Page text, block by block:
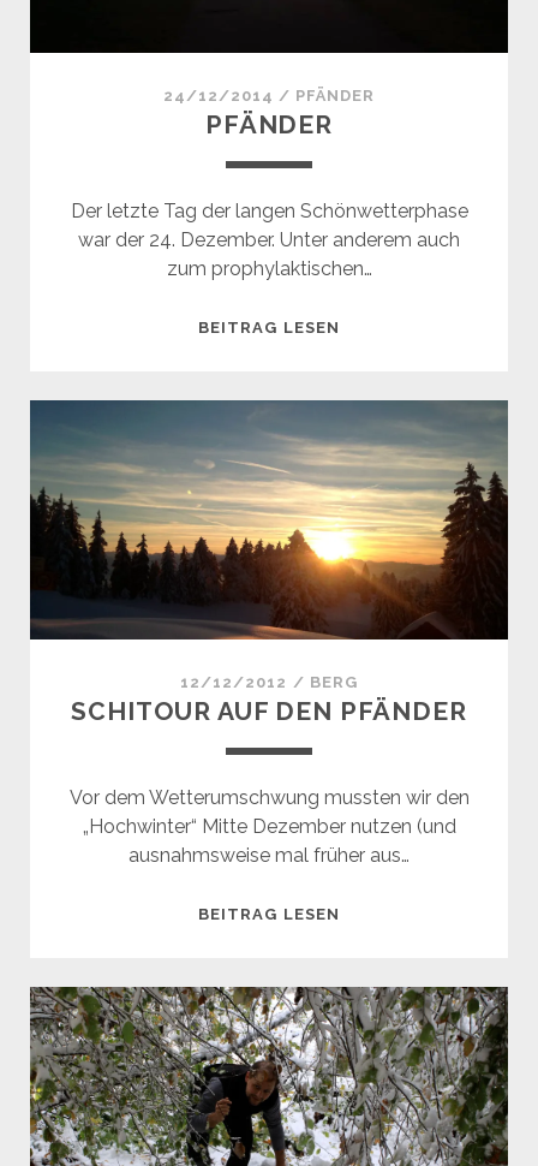
24/12/2014 / PFÄNDER
PFÄNDER
Der letzte Tag der langen Schönwetterphase
war der 24. Dezember. Unter anderem auch
zum prophylaktischen…
BEITRAG LESEN
12/12/2012 / BERG
SCHITOUR AUF DEN PFÄNDER
Vor dem Wetterumschwung mussten wir den
„Hochwinter“ Mitte Dezember nutzen (und
ausnahmsweise mal früher aus…
BEITRAG LESEN
PFÄNDER